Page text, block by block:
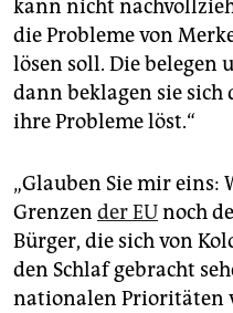
kann nicht
die Probleme von
lösen soll. Die belegen
dann beklagen sie
ihre Probleme löst.“
„Glauben Sie mir eins:
Grenzen der EUnoch
Bürger, die sich von
den Schlaf gebracht
nationalen Prioritäten